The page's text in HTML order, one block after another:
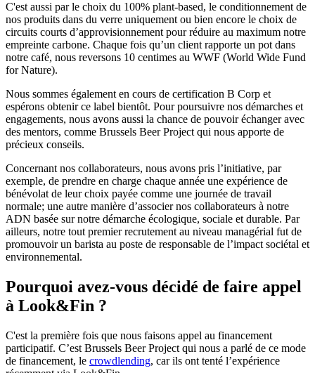
C'est aussi par le choix du 100% plant-based, le conditionnement de
nos produits dans du verre uniquement ou bien encore le choix de
circuits courts d’approvisionnement pour réduire au maximum notre
empreinte carbone. Chaque fois qu’un client rapporte un pot dans
notre café, nous reversons 10 centimes au WWF (World Wide Fund
for Nature).
Nous sommes également en cours de certification B Corp et
espérons obtenir ce label bientôt. Pour poursuivre nos démarches et
engagements, nous avons aussi la chance de pouvoir échanger avec
des mentors, comme Brussels Beer Project qui nous apporte de
précieux conseils.
Concernant nos collaborateurs, nous avons pris l’initiative, par
exemple, de prendre en charge chaque année une expérience de
bénévolat de leur choix payée comme une journée de travail
normale; une autre manière d’associer nos collaborateurs à notre
ADN basée sur notre démarche écologique, sociale et durable. Par
ailleurs, notre tout premier recrutement au niveau managérial fut de
promouvoir un barista au poste de responsable de l’impact sociétal et
environnemental.
Pourquoi avez-vous décidé de faire appel
à Look&Fin ?
C'est la première fois que nous faisons appel au financement
participatif. C’est Brussels Beer Project qui nous a parlé de ce mode
de financement, le crowdlending, car ils ont tenté l’expérience